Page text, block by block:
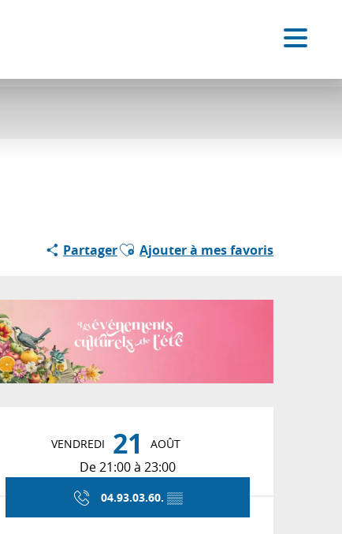
PartagerAjouter aux favoris
Ajouter à mes favoris
Ouverture et
VENDREDI 21 AOÛT
De 21:00 à 23:00
04.93.03.60. ▒▒